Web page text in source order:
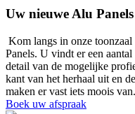
Uw nieuwe Alu
Kom langs in onze
Panels. U vindt er een
detail van de mogelijke
kant van het herhaal uit en
maken er vast iets moois van.
Boek uw afspraak